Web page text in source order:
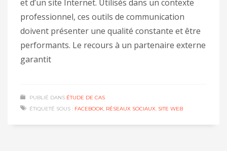
et d’un site Internet. Utilisés dans un contexte
professionnel, ces outils de communication
doivent présenter une qualité constante et être
performants. Le recours à un partenaire externe
garantit
PUBLIÉ DANS ÉTUDE DE CAS
ÉTIQUETÉ SOUS : FACEBOOK, RÉSEAUX SOCIAUX, SITE WEB